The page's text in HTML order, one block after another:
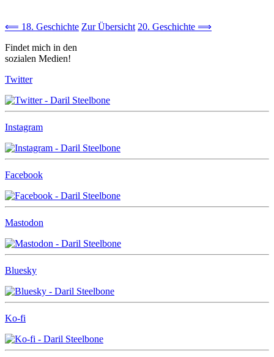
⟸ 18. Geschichte Zur Übersicht 20. Geschichte ⟹
Findet mich in den
sozialen Medien!
Twitter
Instagram
Facebook
Mastodon
Bluesky
Ko-fi